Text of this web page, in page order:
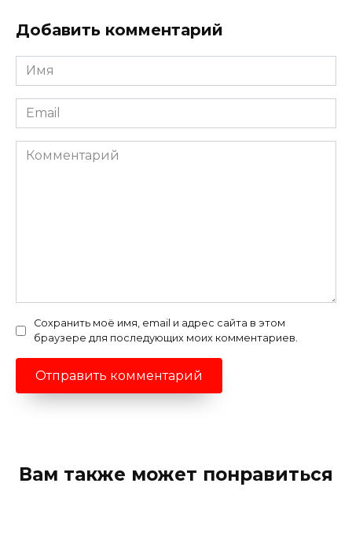
Добавить комментарий
Имя
*
Email
*
Комментарий
Сохранить моё имя, email и адрес сайта в этом
браузере для последующих моих комментариев.
Вам также может понравиться